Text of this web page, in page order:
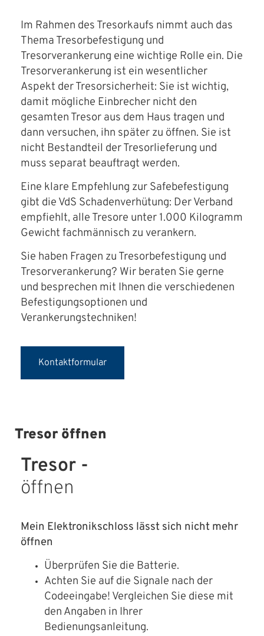
Im Rahmen des Tresorkaufs nimmt auch das
Thema Tresorbefestigung und
Tresorverankerung eine wichtige Rolle ein. Die
Tresorverankerung ist ein wesentlicher
Aspekt der Tresorsicherheit: Sie ist wichtig,
damit mögliche Einbrecher nicht den
gesamten Tresor aus dem Haus tragen und
dann versuchen, ihn später zu öffnen. Sie ist
nicht Bestandteil der Tresorlieferung und
muss separat beauftragt werden.
Eine klare Empfehlung zur Safebefestigung
gibt die VdS Schadenverhütung: Der Verband
empfiehlt, alle Tresore unter 1.000 Kilogramm
Gewicht fachmännisch zu verankern.
Sie haben Fragen zu Tresorbefestigung und
Tresorverankerung? Wir beraten Sie gerne
und besprechen mit Ihnen die verschiedenen
Befestigungsoptionen und
Verankerungstechniken!
Kontaktformular
Tresor öffnen
Tresor -
öffnen
Mein Elektronikschloss lässt sich nicht mehr
öffnen
Überprüfen Sie die Batterie.
Achten Sie auf die Signale nach der
Codeeingabe! Vergleichen Sie diese mit
den Angaben in Ihrer
Bedienungsanleitung.